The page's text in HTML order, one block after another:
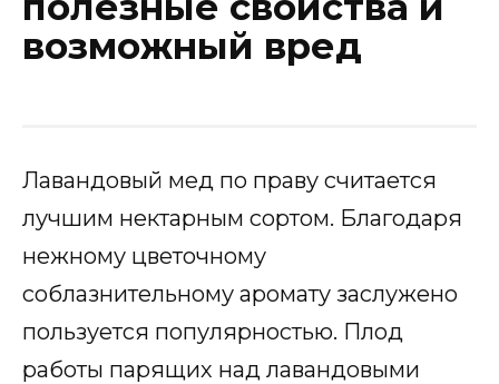
возможный вред
Лавандовый мед по праву считается
лучшим нектарным сортом. Благодаря
нежному цветочному
соблазнительному аромату заслужено
пользуется популярностью. Плод
работы парящих над лавандовыми